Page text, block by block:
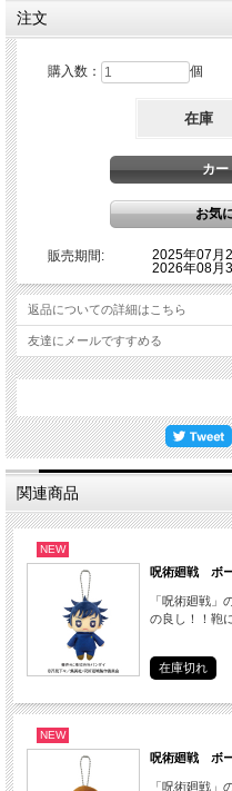
注文
購入数： 個
在庫
販売期間:
2025年07月
2026年08月
返品についての詳細はこちら
友達にメールですすめる
関連商品
NEW
呪術廻戦 ボ
「呪術廻戦」
の良し！！鞄
在庫切れ
NEW
呪術廻戦 ボ
「呪術廻戦」